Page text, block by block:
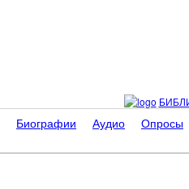
Биографии Аудио Опросы